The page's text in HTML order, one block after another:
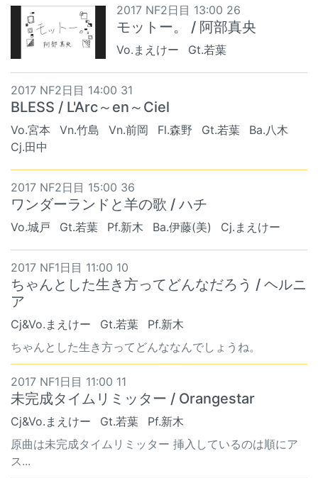
2017 NF2日目 13:00 26
モットー。 / 阿部真央
Vo.まえけー Gt.若葉
2017 NF2日目 14:00 31
BLESS / L'Arc～en～Ciel
Vo.宮本 Vn.竹島 Vn.前岡 Fl.森野 Gt.若葉
Ba.八木
Cj.田中
2017 NF2日目 15:00 36
ワンダーランドと羊の歌 / ハチ
Vo.城戸 Gt.若葉 Pf.新木 Ba.伊藤(美) Cj.まえけー
2017 NF1日目 11:00 10
ちゃんとした生き方ってどんなだろう / ヘルニ
ア
Cj&Vo.まえけー Gt.若葉
Pf.新木
ちゃんとした生き方ってどんななんでしょうね。
2017 NF1日目 11:00 11
未完成タイムリミッター / Orangestar
Cj&Vo.まえけー Gt.若葉
Pf.新木
原曲は未完成タイムリミッター 挿入しているのは順にア
ス...